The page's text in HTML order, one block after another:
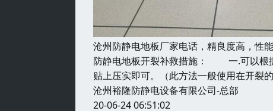
沧州防静电地板厂家电话，精良度高，性
防静电地板开裂补救措施： 一.可以根据
贴上压实即可。（此方法一般使用在开
沧州裕隆防静电设备有限公司-总部
20-06-24 06:51:02